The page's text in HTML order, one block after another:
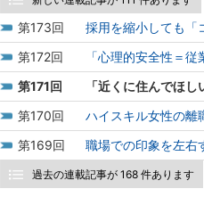
173
採用を縮小しても「
172
「心理的安全性＝
171
「近くに住んでほ
170
ハイスキル女性の離
169
職場での印象を左右
過去の連載記事が 168 件あります